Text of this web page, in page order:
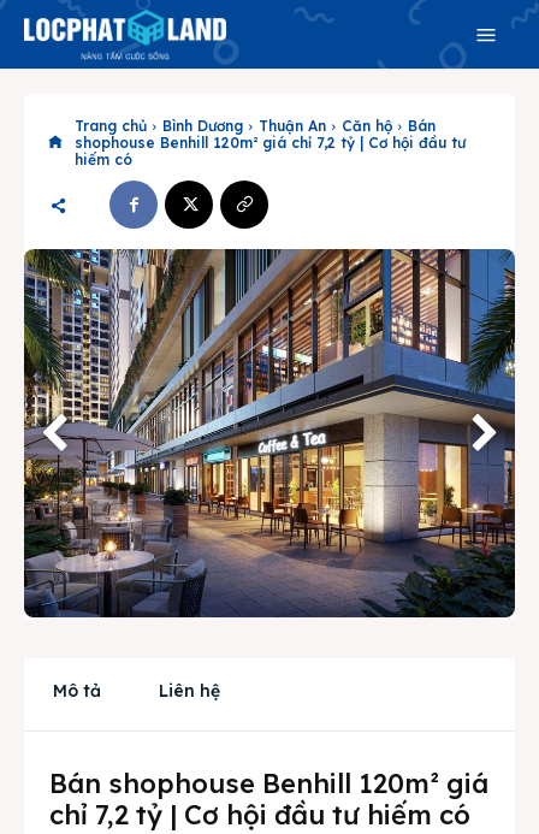
Search
Search
Phiên bản cập nhật V3
& tìm kiếm nhanh chóng hơn
Trang chủ
Dự án
Mua bán
Cho thuê
Liên hệ
Search
Trang chủ Bình Dương Thuận An Căn hộ
Bán
shophouse Benhill 120m² giá chỉ 7,2 tỷ | Cơ hội đầu tư
hiếm có
Mô tả Liên hệ
Bán shophouse Benhill 120m² giá
chỉ 7,2 tỷ | Cơ hội đầu tư hiếm có